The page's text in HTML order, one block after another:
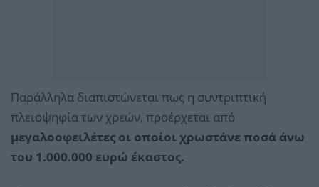
Παράλληλα διαπιστώνεται πως η συντριπτική
πλειοψηφία των χρεών, προέρχεται από
μεγαλοοφειλέτες οι οποίοι χρωστάνε ποσά άνω
του 1.000.000 ευρώ έκαστος.